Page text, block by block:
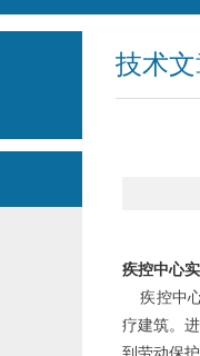
技术
疾控中心
疾控中
疗建筑。